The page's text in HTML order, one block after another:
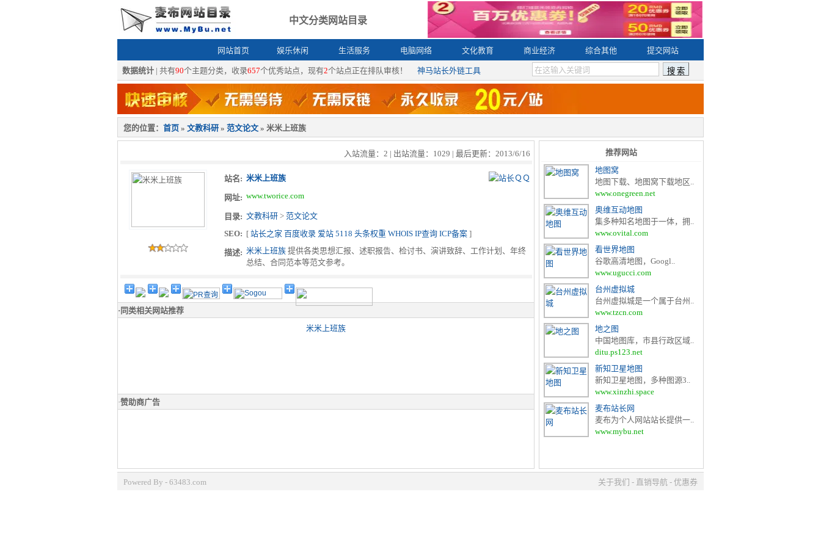
中文分类网站目录
网站首页 娱乐休闲 生活服务 电脑网络 文化教育 商业经济 综合其他 提交网站
数据统计 | 共有90个主题分类，收录657个优秀站点，现有2个站点正在排队审核！ 神马站长外链工具
您的位置： 首页 » 文教科研 » 范文论文 » 米米上班族
入站流量：2 | 出站流量：1029 | 最后更新：2013/6/16
站名: 米米上班族
网址: www.tworice.com
目录: 文教科研 > 范文论文
SEO: [ 站长之家 百度收录 爱站 5118 头条权重 WHOIS IP查询 ICP备案]
描述: 米米上班族提供各类思想汇报、述职报告、检讨书、演讲致辞、工作计划、年终
总结、合同范本等范文参考。
· 同类相关网站推荐
米米上班族
·赞助商广告
推荐网站
地图窝
地图下载、地图窝下载地区..
www.onegreen.net
奥维互动地图
集多种知名地图于一体，拥..
www.ovital.com
看世界地图
谷歌高清地图，Googl..
www.ugucci.com
台州虚拟城
台州虚拟城是一个属于台州..
www.tzcn.com
地之图
中国地图库，市县行政区域..
ditu.ps123.net
新知卫星地图
新知卫星地图，多种图源3..
www.xinzhi.space
麦布站长网
麦布为个人网站站长提供一..
www.mybu.net
Powered By - 63483.com 关于我们 - 直销导航 - 优惠券